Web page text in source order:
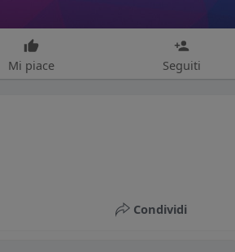
Mi piace Seguiti
Condividi